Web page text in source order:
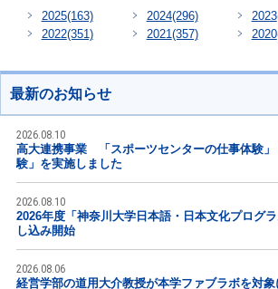
2025(163) 2024(296) 2023
2022(351) 2021(357) 2020
最新のお知らせ
2026.08.10
高大連携事業 「スポーツセンターの仕事体験」
験」を実施しました
2026.08.10
2026年度「神奈川大学日本語・日本文化プログ
し込み開始
2026.08.06
経営学部の道用大介教授が本学ファブラボを対